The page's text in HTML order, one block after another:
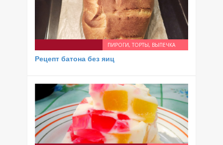
ПИРОГИ, ТОРТЫ, ВЫПЕЧКА
Рецепт батона без яиц